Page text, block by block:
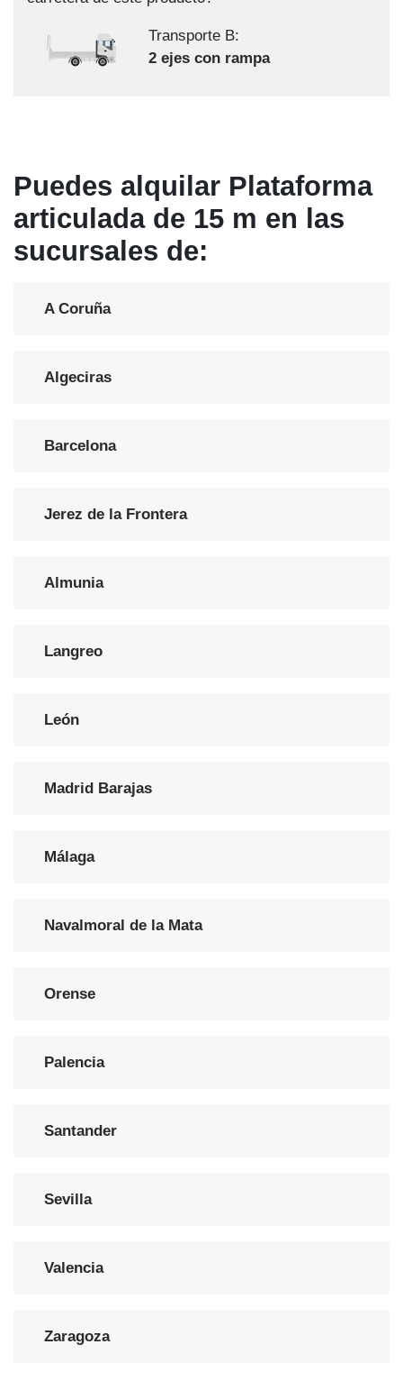
Transporte B:
2 ejes con rampa
Puedes alquilar Plataforma
articulada de 15 m en las
sucursales de:
A Coruña
Algeciras
Barcelona
Jerez de la Frontera
Almunia
Langreo
León
Madrid Barajas
Málaga
Navalmoral de la Mata
Orense
Palencia
Santander
Sevilla
Valencia
Zaragoza